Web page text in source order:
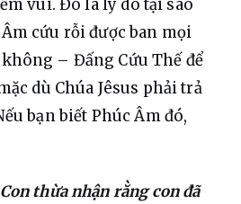
vui. Đó là lý do tại sao
cứu rỗi được ban mọi
– Đấng Cứu Thế để
dù Chúa Jêsus phải trả
bạn biết Phúc Âm đó,
thừa nhận rằng con đã